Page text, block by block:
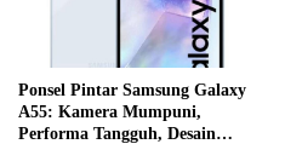
Ponsel Pintar Samsung Galaxy
A55: Kamera Mumpuni,
Performa Tangguh, Desain